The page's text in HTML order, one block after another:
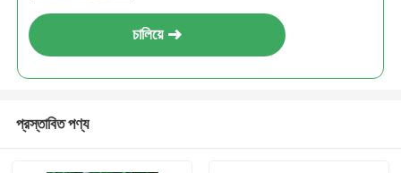
চালিয়ে
প্রস্তাবিত পণ্য